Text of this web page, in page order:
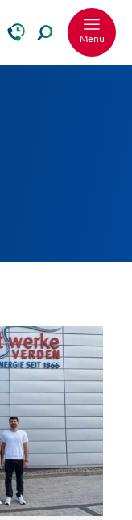
Menü
Wortabstand
Zeilenabstand
Zeilenabstand
Graustufen
Großer
Lesehilfe
Links